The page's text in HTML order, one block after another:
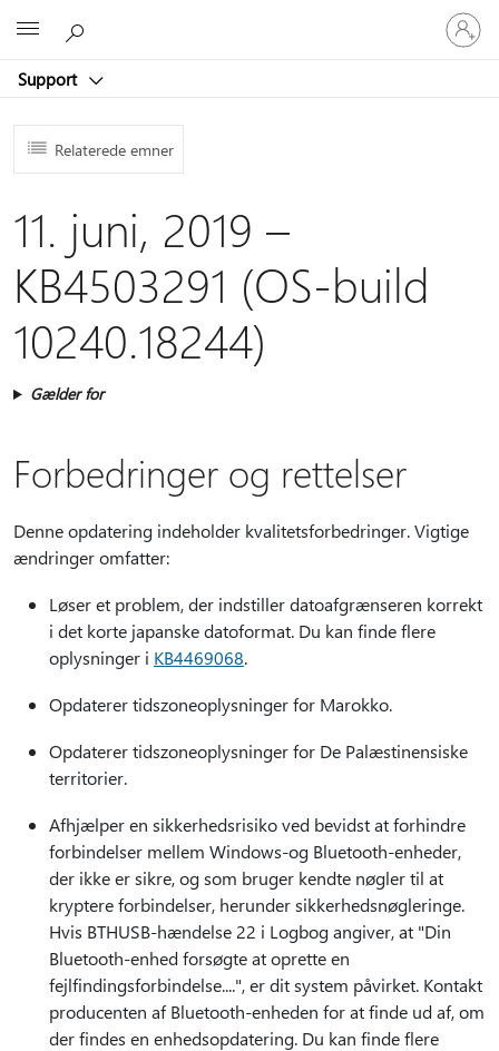
Support
Log
på
din
Relaterede emner
11. juni, 2019 –
KB4503291 (OS-build
10240.18244)
Gælder for
Forbedringer og rettelser
Denne opdatering indeholder kvalitetsforbedringer. Vigtige
ændringer omfatter:
Løser et problem, der indstiller datoafgrænseren korrekt
i det korte japanske datoformat. Du kan finde flere
oplysninger i KB4469068.
Opdaterer tidszoneoplysninger for Marokko.
Opdaterer tidszoneoplysninger for De Palæstinensiske
territorier.
Afhjælper en sikkerhedsrisiko ved bevidst at forhindre
forbindelser mellem Windows-og Bluetooth-enheder,
der ikke er sikre, og som bruger kendte nøgler til at
kryptere forbindelser, herunder sikkerhedsnøgleringe.
Hvis BTHUSB-hændelse 22 i Logbog angiver, at "Din
Bluetooth-enhed forsøgte at oprette en
fejlfindingsforbindelse....", er dit system påvirket. Kontakt
producenten af Bluetooth-enheden for at finde ud af, om
der findes en enhedsopdatering. Du kan finde flere